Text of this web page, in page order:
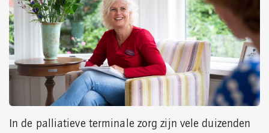
In de palliatieve terminale zorg zijn vele duizenden